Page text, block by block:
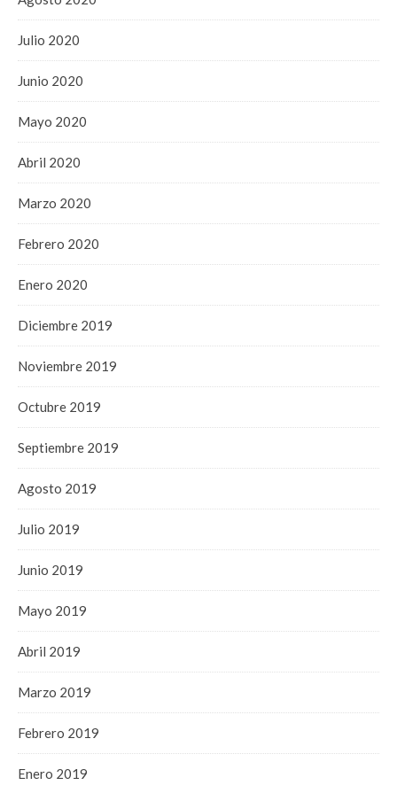
Julio 2020
Junio 2020
Mayo 2020
Abril 2020
Marzo 2020
Febrero 2020
Enero 2020
Diciembre 2019
Noviembre 2019
Octubre 2019
Septiembre 2019
Agosto 2019
Julio 2019
Junio 2019
Mayo 2019
Abril 2019
Marzo 2019
Febrero 2019
Enero 2019